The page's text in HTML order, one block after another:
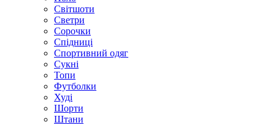
Світшоти
Светри
Сорочки
Спідниці
Спортивний одяг
Сукні
Топи
Футболки
Худі
Шорти
Штани